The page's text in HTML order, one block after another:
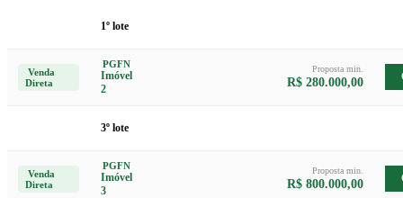
1º lote
Venda
Direta
PGFN
Imóvel
2
Proposta min.
R$ 280.000,00
3º lote
Venda
Direta
PGFN
Imóvel
3
Proposta min.
R$ 800.000,00